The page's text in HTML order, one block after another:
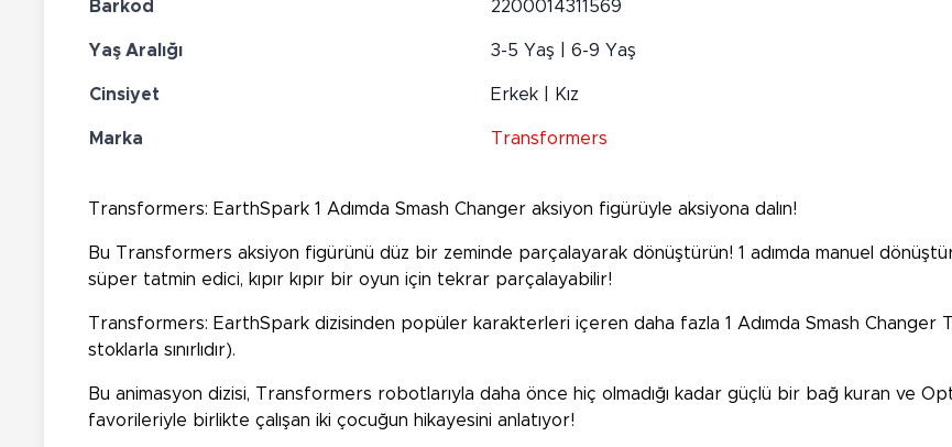
Barkod 2200014311569
Yaş Aralığı 3-5 Yaş | 6-9 Yaş
Cinsiyet Erkek | Kız
Marka Transformers
Transformers: EarthSpark 1 Adımda Smash Changer aksiyon figürüyle aksiyona dalın!
Bu Transformers aksiyon figürünü düz bir zeminde parçalayarak dönüştürün! 1 adımda manuel
süper tatmin edici, kıpır kıpır bir oyun için tekrar parçalayabilir!
Transformers: EarthSpark dizisinden popüler karakterleri içeren daha fazla 1 Adımda Smash Changer
stoklarla sınırlıdır).
Bu animasyon dizisi, Transformers robotlarıyla daha önce hiç olmadığı kadar güçlü bir bağ kuran ve
favorileriyle birlikte çalışan iki çocuğun hikayesini anlatıyor!